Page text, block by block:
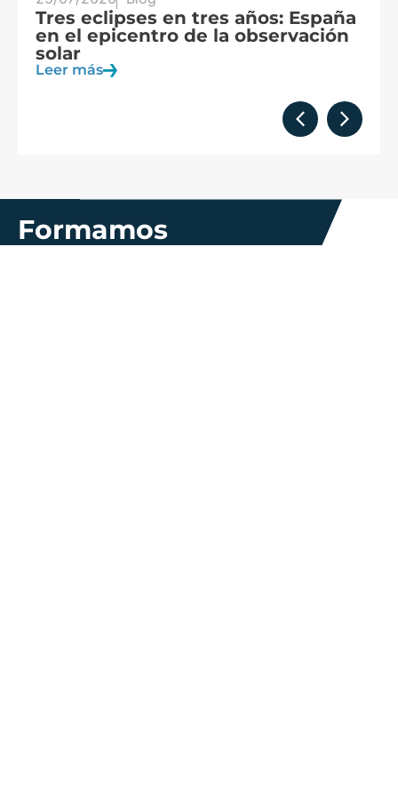
Tres eclipses en tres años: España
en el epicentro de la observación
solar
Leer más
Formamos
parte de